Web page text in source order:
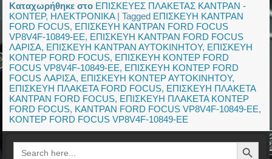
Καταχωρήθηκε στο ΕΠΙΣΚΕΥΕΣ ΠΛΑΚΕΤΑΣ ΚΑΝΤΡΑΝ -
ΚΟΝΤΕΡ, ΗΛΕΚΤΡΟΝΙΚΑ|Tagged ΕΠΙΣΚΕΥΗ ΚΑΝΤΡΑΝ
FORD FOCUS, ΕΠΙΣΚΕΥΗ ΚΑΝΤΡΑΝ FORD FOCUS
VP8V4F-10849-EE, ΕΠΙΣΚΕΥΗ ΚΑΝΤΡΑΝ FORD FOCUS
ΛΑΡΙΣΑ, ΕΠΙΣΚΕΥΗ ΚΑΝΤΡΑΝ ΑΥΤΟΚΙΝΗΤΟΥ, ΕΠΙΣΚΕΥΗ
ΚΟΝΤΕΡ FORD FOCUS, ΕΠΙΣΚΕΥΗ ΚΟΝΤΕΡ FORD
FOCUS VP8V4F-10849-EE, ΕΠΙΣΚΕΥΗ ΚΟΝΤΕΡ FORD
FOCUS ΛΑΡΙΣΑ, ΕΠΙΣΚΕΥΗ ΚΟΝΤΕΡ ΑΥΤΟΚΙΝΗΤΟΥ,
ΕΠΙΣΚΕΥΗ ΠΛΑΚΕΤΑ FORD FOCUS, ΕΠΙΣΚΕΥΗ ΠΛΑΚΕΤΑ
ΚΑΝΤΡΑΝ FORD FOCUS, ΕΠΙΣΚΕΥΗ ΠΛΑΚΕΤΑ ΚΟΝΤΕΡ
FORD FOCUS, ΚΑΝΤΡΑΝ FORD FOCUS VP8V4F-10849-EE,
ΚΟΝΤΕΡ FORD FOCUS VP8V4F-10849-EE
Search
for:
Search Button